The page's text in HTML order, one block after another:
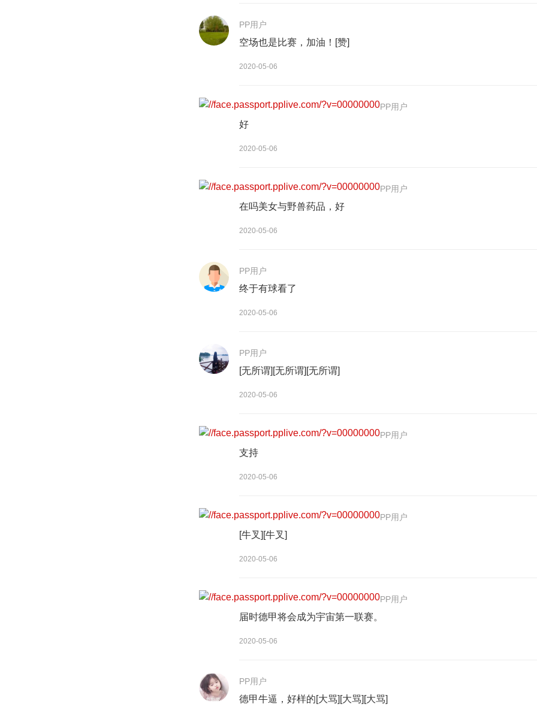
PP用户
空场也是比赛，加油！[赞]
2020-05-06
PP用户
好
2020-05-06
PP用户
在吗美女与野兽药品，好
2020-05-06
PP用户
终于有球看了
2020-05-06
PP用户
[无所谓][无所谓][无所谓]
2020-05-06
PP用户
支持
2020-05-06
PP用户
[牛叉][牛叉]
2020-05-06
PP用户
届时德甲将会成为宇宙第一联赛。
2020-05-06
PP用户
德甲牛逼，好样的[大骂][大骂][大骂]